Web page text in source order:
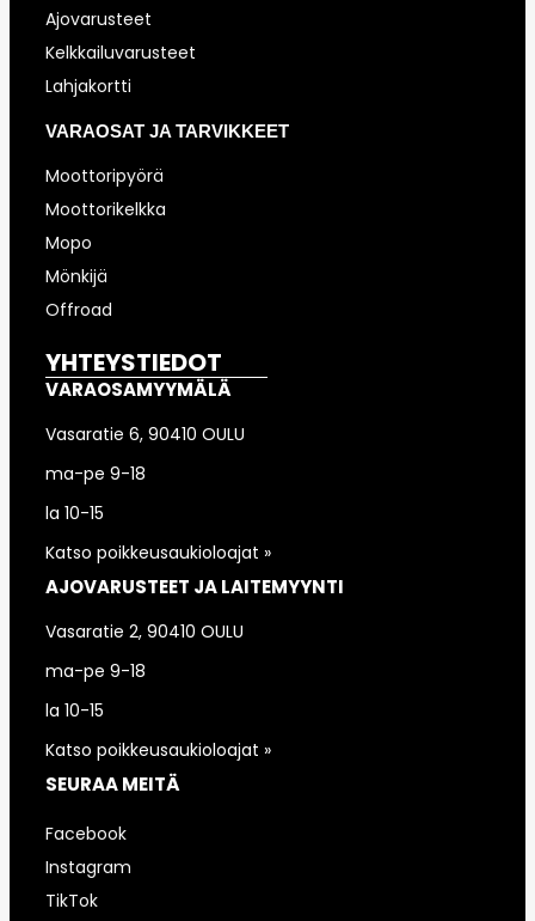
Ajovarusteet
Kelkkailuvarusteet
Lahjakortti
VARAOSAT JA TARVIKKEET
Moottoripyörä
Moottorikelkka
Mopo
Mönkijä
Offroad
YHTEYSTIEDOT
VARAOSAMYYMÄLÄ
Vasaratie 6, 90410 OULU
ma-pe 9-18
la 10-15
Katso poikkeusaukioloajat »
AJOVARUSTEET JA LAITEMYYNTI
Vasaratie 2, 90410 OULU
ma-pe 9-18
la 10-15
Katso poikkeusaukioloajat »
SEURAA MEITÄ
Facebook
Instagram
TikTok